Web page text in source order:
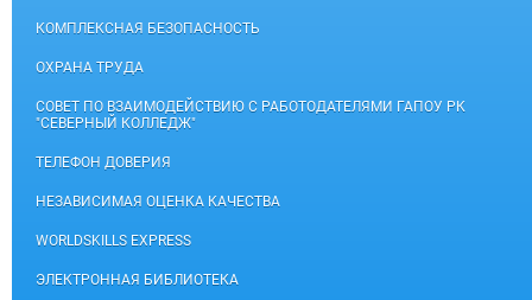
КОМПЛЕКСНАЯ БЕЗОПАСНОСТЬ
ОХРАНА ТРУДА
СОВЕТ ПО ВЗАИМОДЕЙСТВИЮ С РАБОТОДАТЕЛЯМИ ГАПОУ РК
"СЕВЕРНЫЙ КОЛЛЕДЖ"
ТЕЛЕФОН ДОВЕРИЯ
НЕЗАВИСИМАЯ ОЦЕНКА КАЧЕСТВА
WORLDSKILLS EXPRESS
ЭЛЕКТРОННАЯ БИБЛИОТЕКА